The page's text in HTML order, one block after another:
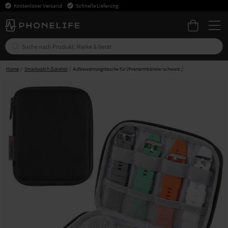
Kostenloser Versand Schnelle Lieferung
Home Smartwatch Zubehör Aufbewahrungstasche für Uhrenarmbänder schwarz